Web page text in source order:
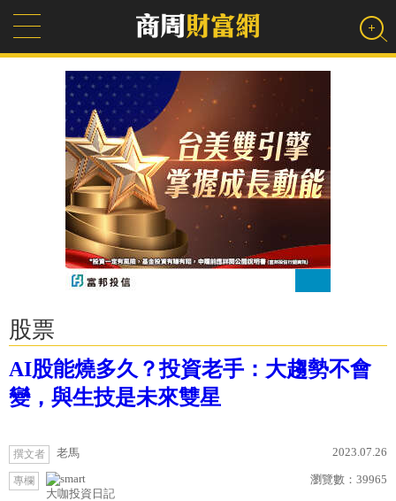
股票
AI股能燒多久？投資老手：大趨勢不會
變，與生技是未來雙星
撰文者 老馬 2023.07.26
專欄
大咖投資日記
瀏覽數： 39965